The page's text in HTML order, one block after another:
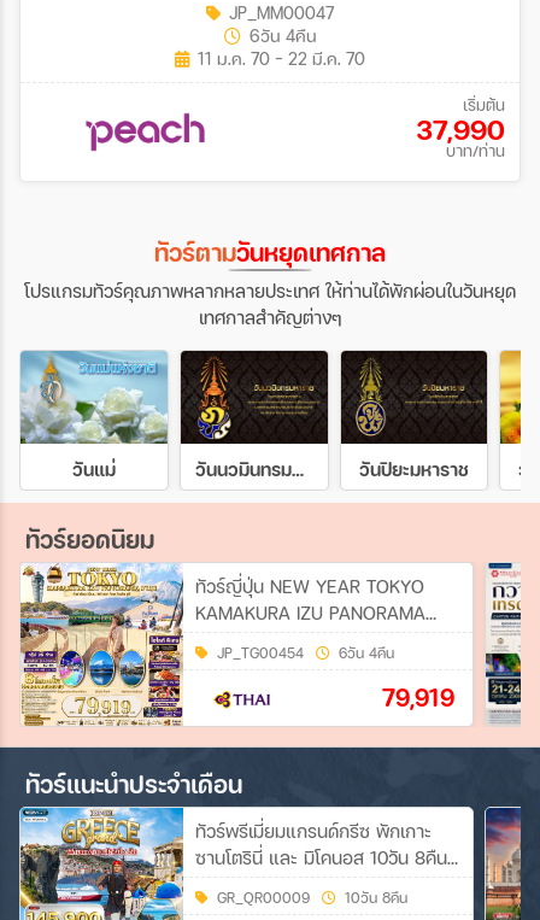
JP_MM00047
6วัน 4คืน
11 ม.ค. 70 - 22 มี.ค. 70
เริ่มต้น
37,990
บาท/ท่าน
ทัวร์ตามวันหยุดเทศกาล
โปรแกรมทัวร์คุณภาพหลากหลายประเทศ ให้ท่านได้พักผ่อนในวันหยุด
เทศกาลสำคัญต่างๆ
วันแม่ วันนวมินทรมหาราช วันปิยะมหาราช วั
ทัวร์ยอดนิยม
ทัวร์ญี่ปุ่น NEW YEAR TOKYO
KAMAKURA IZU PANORAMA
FUJI 6วัน 4คืน (TG)
JP_TG00454 6วัน 4คืน
79,919
ทัวร์แนะนำประจำเดือน
ทัวร์พรีเมี่ยมแกรนด์กรีซ พักเกาะ
ซานโตรินี่ และ มิโคนอส 10วัน 8คืน
(QR) NOV 26 - MAR 27
GR_QR00009 10วัน 8คืน